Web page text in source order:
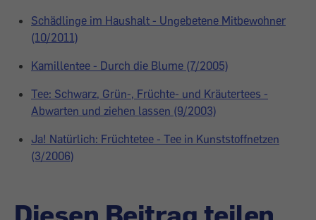
Schädlinge im Haushalt - Ungebetene Mitbewohner
(10/2011)
Kamillentee - Durch die Blume (7/2005)
Tee: Schwarz, Grün-, Früchte- und Kräutertees -
Abwarten und ziehen lassen (9/2003)
Ja! Natürlich: Früchtetee - Tee in Kunststoffnetzen
(3/2006)